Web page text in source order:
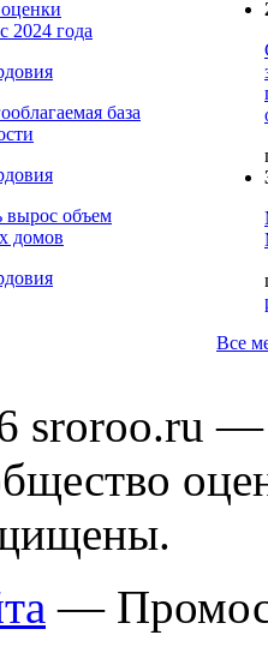
Все
2024 года
база
вырос объем
домов
sroroo.ru —
—